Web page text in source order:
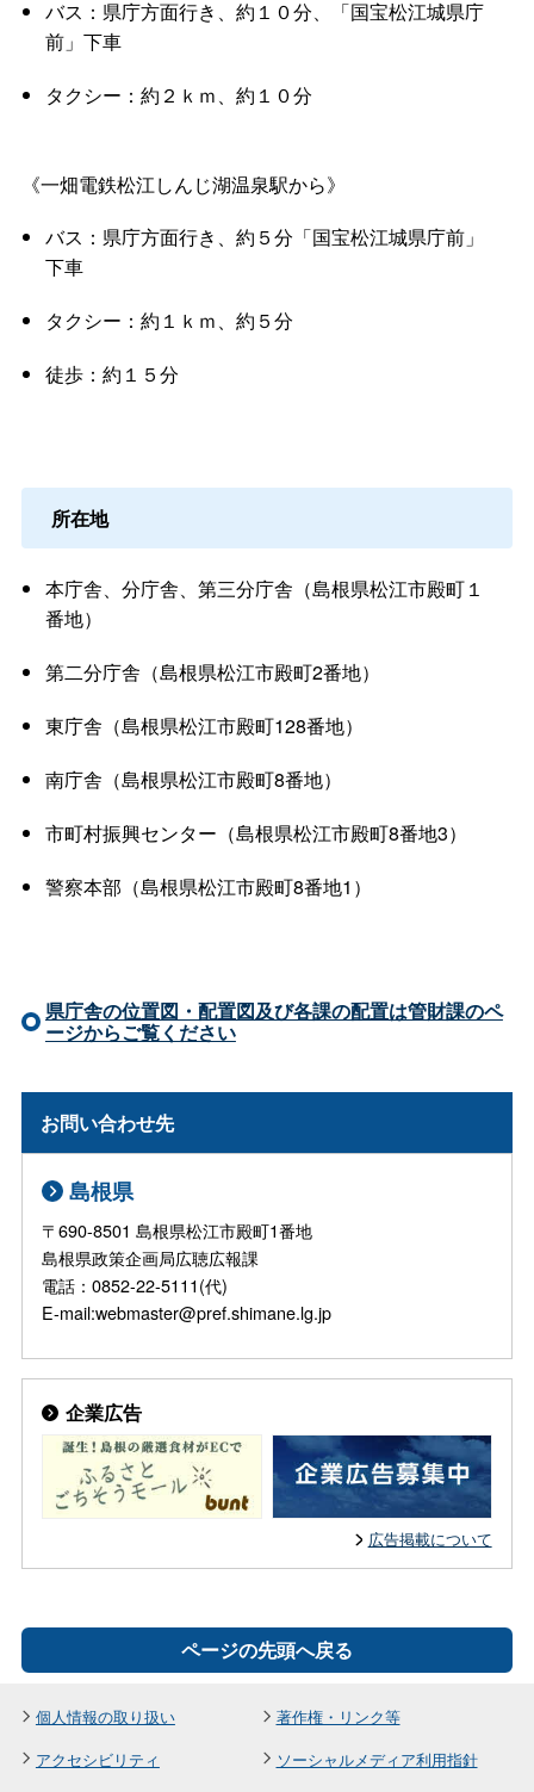
バス：県庁方面行き、約１０分、「国宝松江城県庁
前」下車
タクシー：約２ｋｍ、約１０分
《一畑電鉄松江しんじ湖温泉駅から》
バス：県庁方面行き、約５分「国宝松江城県庁前」
下車
タクシー：約１ｋｍ、約５分
徒歩：約１５分
所在地
本庁舎、分庁舎、第三分庁舎（島根県松江市殿町１
番地）
第二分庁舎（島根県松江市殿町2番地）
東庁舎（島根県松江市殿町128番地）
南庁舎（島根県松江市殿町8番地）
市町村振興センター（島根県松江市殿町8番地3）
警察本部（島根県松江市殿町8番地1）
県庁舎の位置図・配置図及び各課の配置は管財課のペ
ージからご覧ください
お問い合わせ先
島根県
〒690-8501 島根県松江市殿町1番地
島根県政策企画局広聴広報課
電話：0852-22-5111(代)
E-mail:webmaster@pref.shimane.lg.jp
企業広告
広告掲載について
ページの先頭へ戻る
個人情報の取り扱い
著作権・リンク等
アクセシビリティ
ソーシャルメディア利用指針